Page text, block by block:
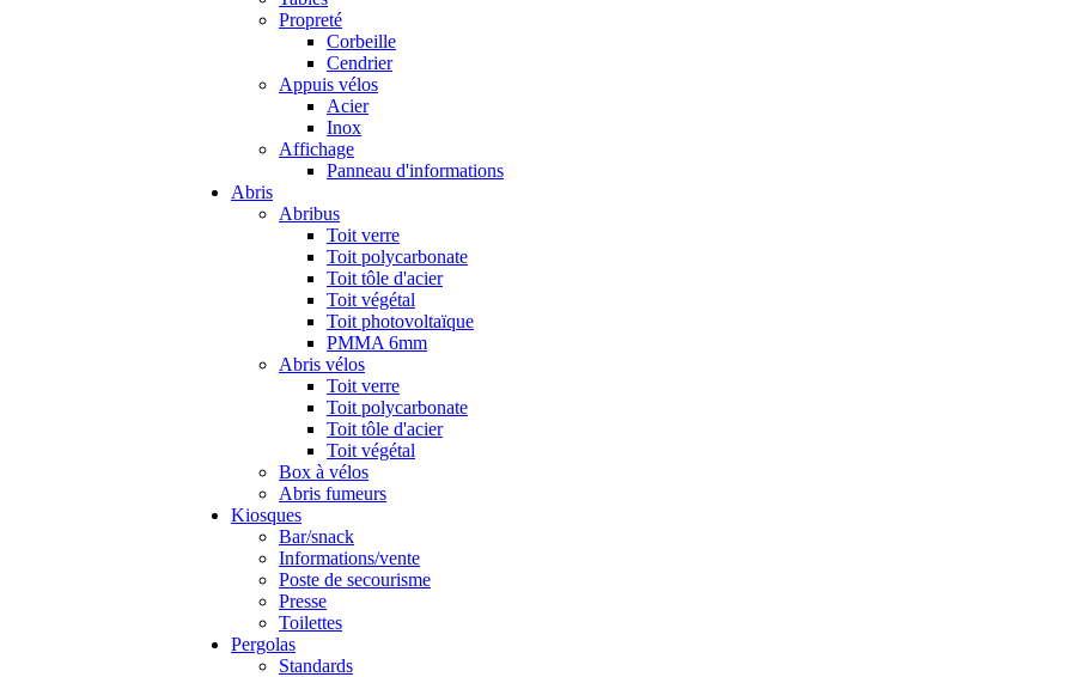
Propreté
Corbeille
Cendrier
Appuis vélos
Acier
Inox
Affichage
Panneau d'informations
Abris
Abribus
Toit verre
Toit polycarbonate
Toit tôle d'acier
Toit végétal
Toit photovoltaïque
PMMA 6mm
Abris vélos
Toit verre
Toit polycarbonate
Toit tôle d'acier
Toit végétal
Box à vélos
Abris fumeurs
Kiosques
Bar/snack
Informations/vente
Poste de secourisme
Presse
Toilettes
Pergolas
Standards